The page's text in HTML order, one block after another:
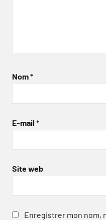
Nom*
E-mail *
Site web
Enregistrer mon nom,